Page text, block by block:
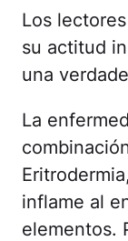
Los
su actitud
una
La
inflame al
elementos.